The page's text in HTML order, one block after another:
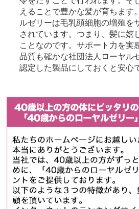
えることで豊かな髪が育ちます
ルゼリーは毛乳頭細胞の増殖を
されています。つまり、髪に嬉
ことなのです。サポート力を実
品質も確かな社団法人ローヤル
認定した製品にしておくと安心